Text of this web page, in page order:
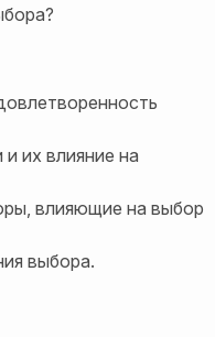
их влияние на
влияющие на выбор
выбора.